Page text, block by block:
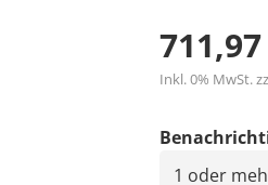
Inkl. 0% MwSt.